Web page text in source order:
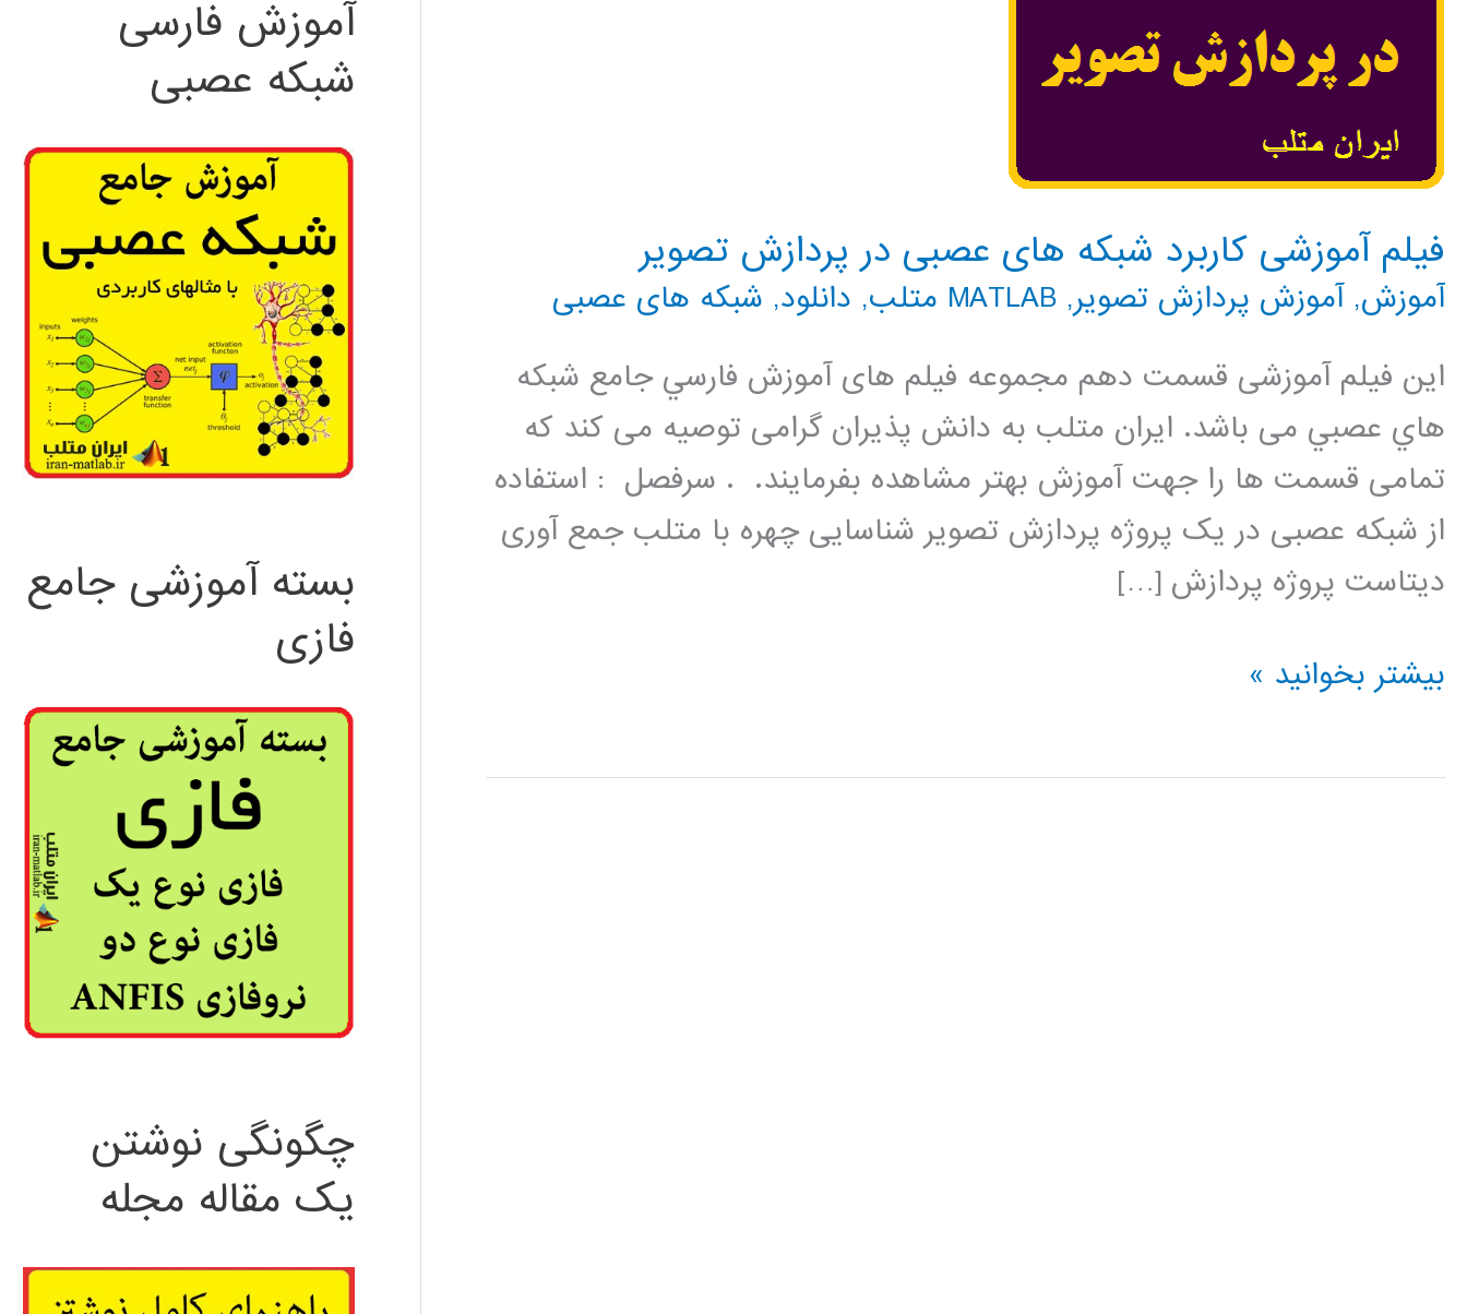
فیلم آموزشی کاربرد شبکه های عصبی در پردازش تصویر
آموزش,آموزش پردازش تصویر, MATLAB متلب , دانلود, شبکه های عصبی
این فیلم آموزشی قسمت دهم مجموعه فيلم های آموزش فارسي جامع شبكه
هاي عصبي می باشد. ایران متلب به دانش پذیران گرامی توصیه می کند که
تمامی قسمت ها را جهت آموزش بهتر مشاهده بفرمایند. . سرفصل : استفاده
از شبکه عصبی در یک پروژه پردازش تصویر شناسایی چهره با متلب جمع آوری
دیتاست پروژه پردازش […]
فیلم
کاربرد
بیشتر بخوانید »
آموزش فارسی
شبکه عصبی
بسته آموزشی جامع
فازی
چگونگی نوشتن
یک مقاله مجله